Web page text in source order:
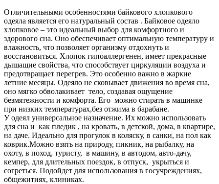
Отличительными особенностями байкового хлопкового
одеяла является его натуральный состав . Байковое одеяло
хлопковое – это идеальный выбор для комфортного и
здорового сна. Оно обеспечивает оптимальную температуру и
влажность, что позволяет организму отдохнуть и
восстановиться. Хлопок гипоаллергенен, имеет прекрасные
дышащие свойства, что способствует циркуляции воздуха и
предотвращает перегрев. Это особенно важно в жаркие
летние месяцы. Одеяло не сковывает движения во время сна,
оно мягко обволакивает тело, создавая ощущение
безмятежности и комфорта. Его можно стирать в машинке
при низких температурах,без отжима в барабане.
У одеял универсальное назначение. Их можно использовать
для сна и как пледик , на кровать, в детской, дома, в квартире,
на даче. Идеально для прогулок в коляску, в санки, на пол как
коврик.Можно взять на природу, пикник, на рыбалку, на
охоту, в поход, туристу, в машину, в автодом, авто-дачу,
кемпер, для длительных поездок, в отпуск, укрыться и
согреться. Подойдет для использования в госучреждениях,
общежитиях, клиниках.